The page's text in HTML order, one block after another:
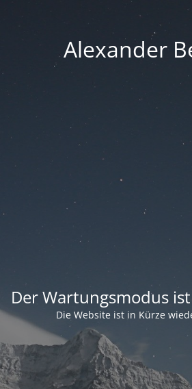
Alexander
Der Wartungsmodus
Die Website ist in Kürze